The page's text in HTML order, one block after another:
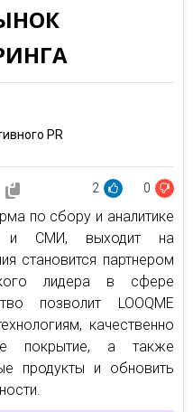
PR
2 0
по сбору и аналитике
и СМИ, выходит на
становится партнером
лидера в сфере
позволит LOOQME
качественно
покрытие, а также
продукты и обновить